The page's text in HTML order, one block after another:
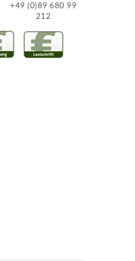
+49 (0)89 680 99
212